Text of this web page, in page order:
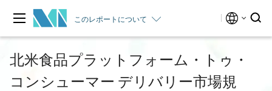
このレポートについて
北米食品プラットフォーム・トゥ・
コンシューマー デリバリー市場規